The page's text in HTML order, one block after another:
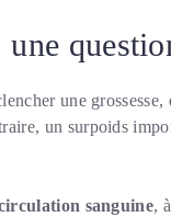
une
un surpoids
sanguine,